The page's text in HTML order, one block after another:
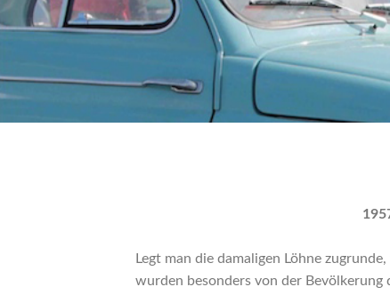
Legt man die damaligen Löhne
wurden besonders von der